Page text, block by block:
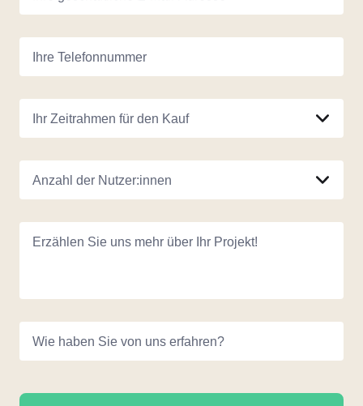
Ihre Telefonnummer
Ihr Zeitrahmen für den Kauf
Anzahl der Nutzer:innen
Erzählen Sie uns mehr über Ihr Projekt!
Wie haben Sie von uns erfahren?